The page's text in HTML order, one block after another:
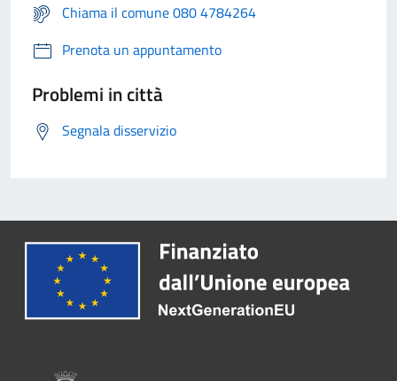
Chiama il comune 080 4784264
Prenota un appuntamento
Problemi in città
Segnala disservizio